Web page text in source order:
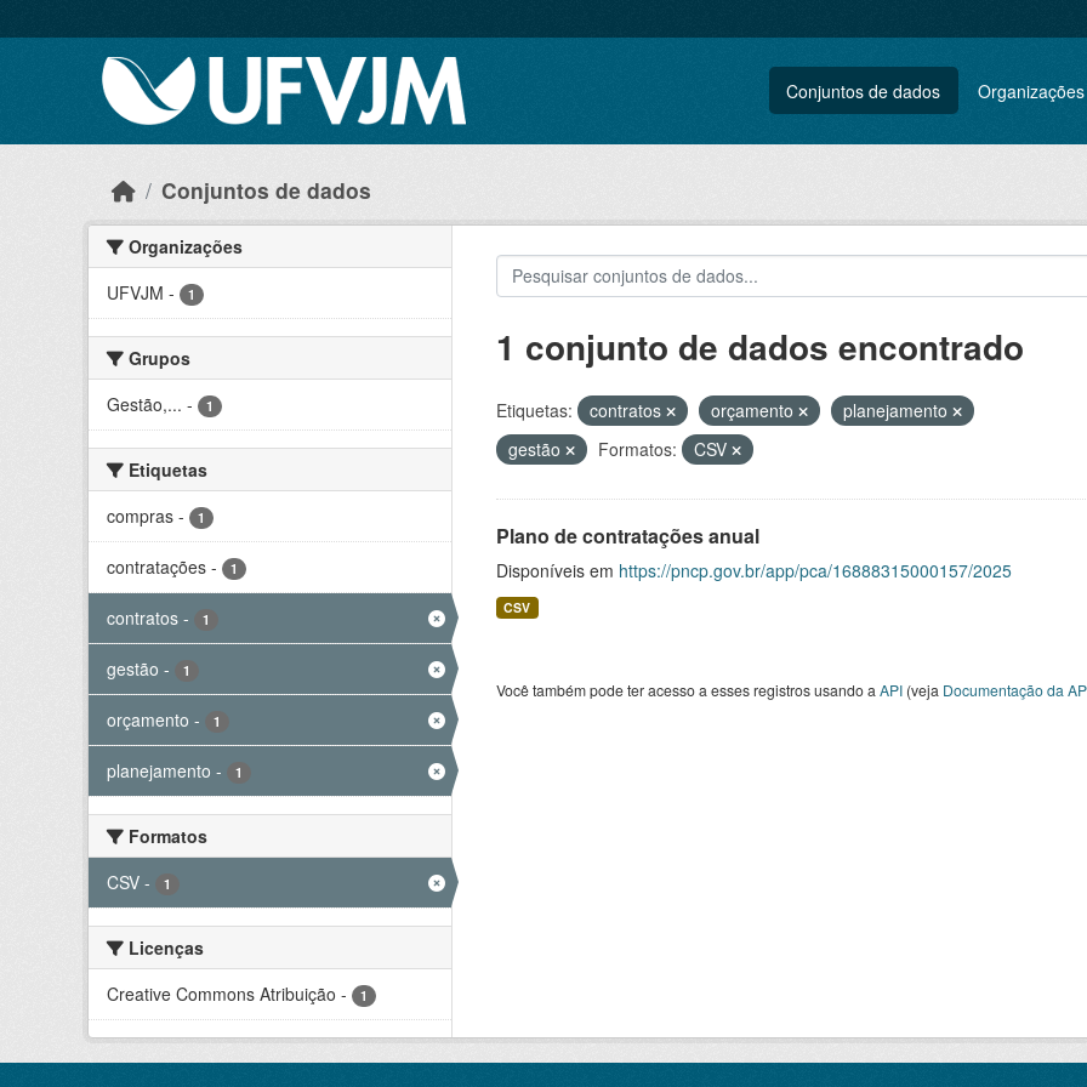
Conjuntos de dados Organizações
Conjuntos de dados
Organizações
UFVJM - 1
Grupos
Gestão,... - 1
Etiquetas
compras - 1
contratações - 1
contratos - 1
gestão - 1
orçamento - 1
planejamento - 1
Formatos
CSV - 1
Licenças
Creative Commons Atribuição - 1
1 conjunto de dados encontrado
Etiquetas: contratos orçamento
planejamento
gestão
Formatos: CSV
Plano de contratações anual
Disponíveis em https://pncp.gov.br/app/pca/16888315000157/2025
CSV
Você também pode ter acesso a esses registros usando a API(veja Documentação da